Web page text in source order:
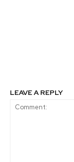
LEAVE A REPLY